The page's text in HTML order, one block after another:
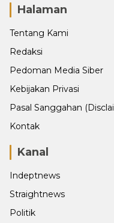
Halaman
Tentang Kami
Redaksi
Pedoman Media Siber
Kebijakan Privasi
Pasal Sanggahan
Kontak
Kanal
Indeptnews
Straightnews
Politik